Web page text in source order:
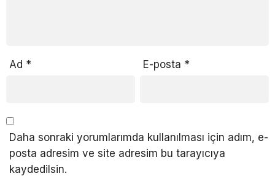
Ad * E-posta *
Daha sonraki yorumlarımda kullanılması için adım, e-
posta adresim ve site adresim bu tarayıcıya
kaydedilsin.